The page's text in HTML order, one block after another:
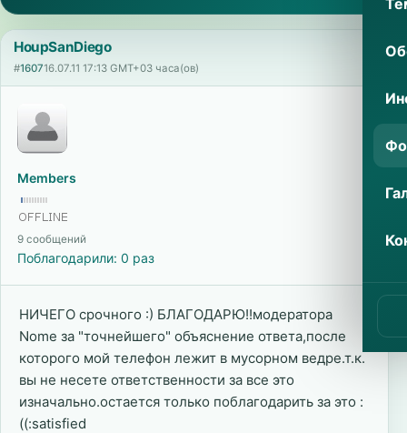
HoupSanDiego
#160716.07.11 17:13 GMT+03 часа(ов)
Members
9 сообщений
Поблагодарили: 0 раз
НИЧЕГО срочного :) БЛАГОДАРЮ!!модератора
Nome за "точнейшего" объяснение ответа,после
которого мой телефон лежит в мусорном ведре.т.к.
вы не несете ответственности за все это
изначально.остается только поблагодарить за это :
((:satisfied